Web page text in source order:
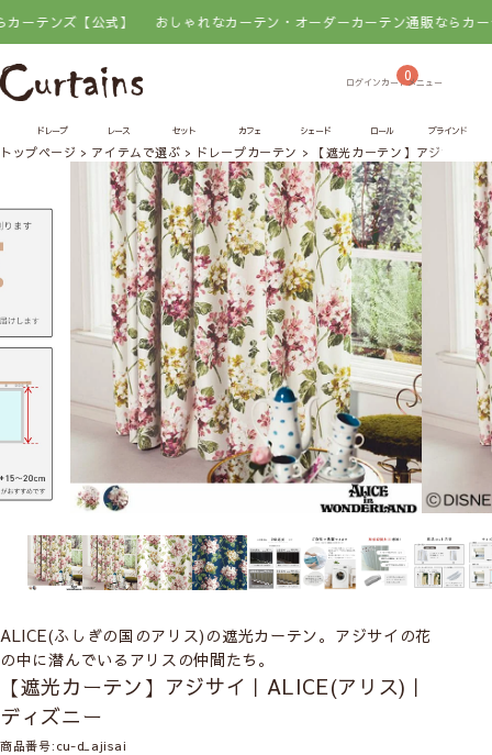
ズ【公式】 おしゃれなカーテン・オーダーカーテン通販ならカーテンズ【
0
ドレープ レース セット カフェ シェード ロール ブラインド
トップページ アイテムで選ぶ ドレープカーテン 【遮光カーテン】アジサイ｜
ALICE(ふしぎの国のアリス)の遮光カーテン。アジサイの花
の中に潜んでいるアリスの仲間たち。
【遮光カーテン】アジサイ｜ALICE(アリス)｜
ディズニー
商品番号 cu-d_ajisai